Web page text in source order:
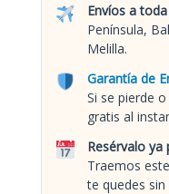
Envíos a
Península,
Melilla.
Garantía de
Si se pierde
gratis al
Resérvalo ya
Traemos
te quedes sin